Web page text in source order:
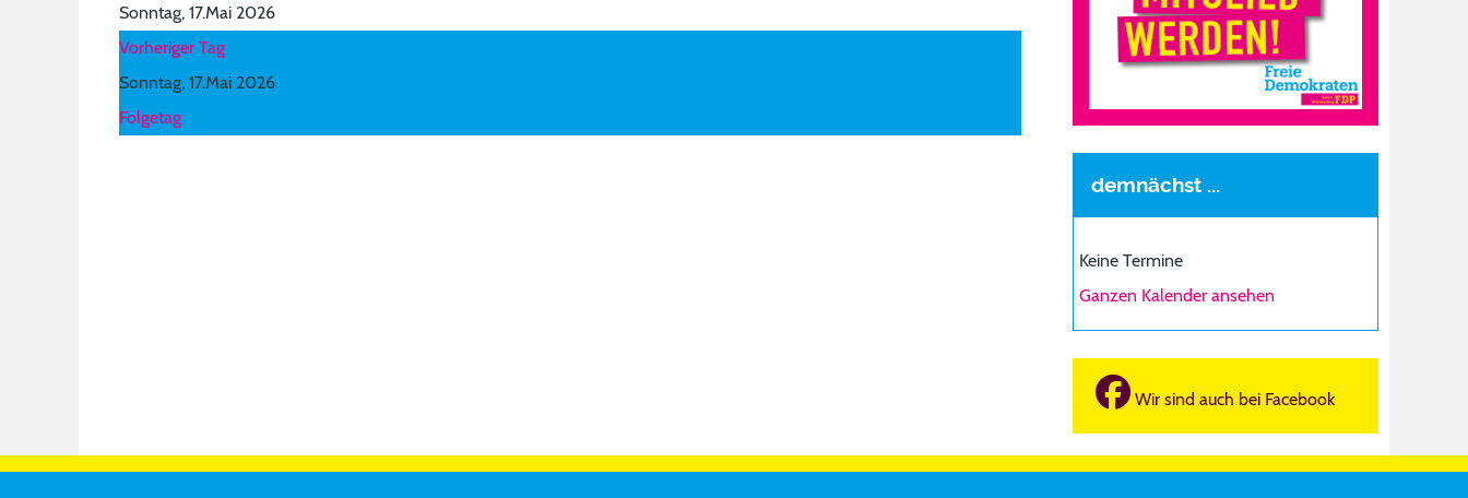
Sonntag, 17.Mai 2026
Vorheriger Tag
Sonntag, 17.Mai 2026
Folgetag
demnächst ...
Keine Termine
Ganzen Kalender ansehen
Wir sind auch bei Facebook